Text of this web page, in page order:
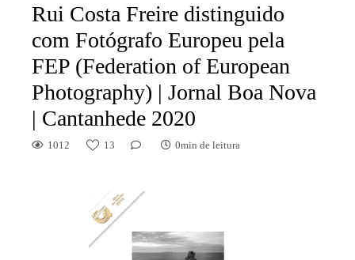
Rui Costa Freire distinguido
com Fotógrafo Europeu pela
FEP (Federation of European
Photography) | Jornal Boa Nova
| Cantanhede 2020
1012 13 0min de leitura